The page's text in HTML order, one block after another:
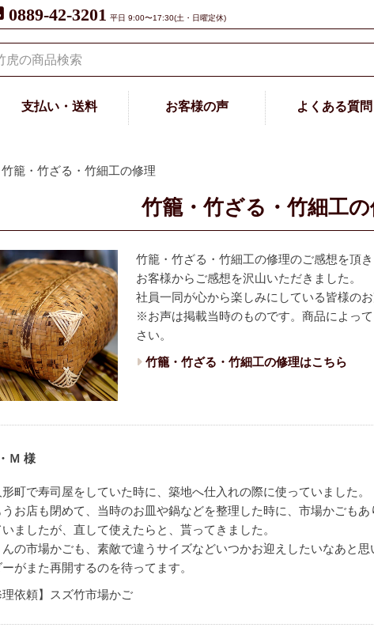
0889-42-3201 平日 9:00〜17:30(土・日曜定休)
支払い・送料 お客様の声 よくある質問
竹籠・竹ざる・竹細工の修理
竹籠・竹ざる・竹細工
竹籠・竹ざる・竹細工の修理のご感想を頂
お客様からご感想を沢山いただきました。
社員一同が心から楽しみにしている皆様の
※お声は掲載当時のものです。商品によっ
さい。
竹籠・竹ざる・竹細工の修理はこちら
Ｍ 様
町で寿司屋をしていた時に、築地へ仕入れの際に使っていました。
お店も閉めて、当時のお皿や鍋などを整理した時に、市場かごもあ
ましたが、直して使えたらと、貰ってきました。
の市場かごも、素敵で違うサイズなどいつかお迎えしたいなあと
がまた再開するのを待ってます。
依頼】スズ竹市場かご